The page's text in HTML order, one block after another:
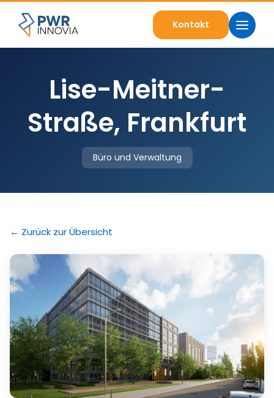
Kontakt
Lise-Meitner-
Straße, Frankfurt
Büro und Verwaltung
← Zurück zur Übersicht